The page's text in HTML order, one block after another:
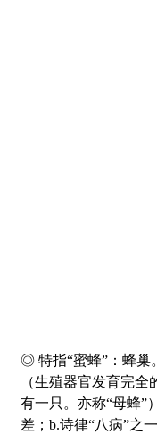
◎ 特指“蜜蜂”： 蜂巢。
（生殖器官发育完
有一只。亦称“母蜂”
差；b.诗律“八病”之